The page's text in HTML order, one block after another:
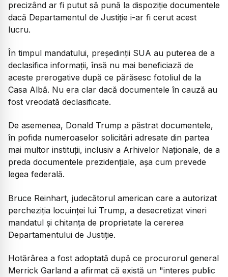
precizând ar fi putut să pună la dispoziție documentele
dacă Departamentul de Justiție i-ar fi cerut acest
lucru.
În timpul mandatului, președinții SUA au puterea de a
declasifica informații, însă nu mai beneficiază de
aceste prerogative după ce părăsesc fotoliul de la
Casa Albă. Nu era clar dacă documentele în cauză au
fost vreodată declasificate.
De asemenea, Donald Trump a păstrat documentele,
în pofida numeroaselor solicitări adresate din partea
mai multor instituții, inclusiv a Arhivelor Naționale, de a
preda documentele prezidențiale, așa cum prevede
legea federală.
Bruce Reinhart, judecătorul american care a autorizat
percheziția locuinței lui Trump, a desecretizat vineri
mandatul și chitanța de proprietate la cererea
Departamentului de Justiție.
Hotărârea a fost adoptată după ce procurorul general
Merrick Garland a afirmat că există un "interes public